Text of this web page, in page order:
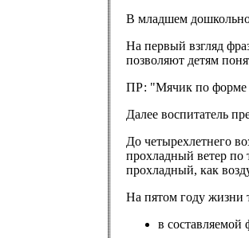
В младшем
На первый взгляд
позволяют детям
ПР: "Мячик по форме
Далее воспитатель
До четырехлетнего
прохладный ветер по
прохладный, как
На пятом году жизни
в составляемой